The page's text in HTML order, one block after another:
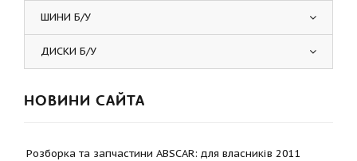
ШИНИ Б/У
ДИСКИ Б/У
НОВИНИ САЙТА
Розборка та запчастини ABSCAR: для власників 2011